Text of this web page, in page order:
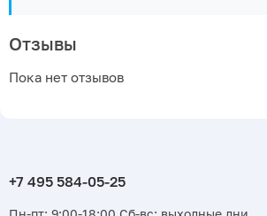
Отзывы
Пока нет отзывов